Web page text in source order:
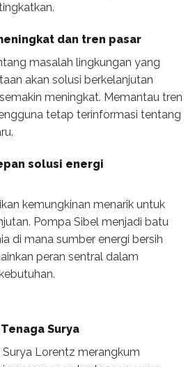
dan tren pasar
masalah lingkungan yang
akan solusi berkelanjutan
meningkat. Memantau tren
tetap terinformasi tentang
solusi energi
kemungkinan menarik untuk
Pompa Sibel menjadi batu
di mana sumber energi bersih
peran sentral dalam
Surya
Surya Lorentz merangkum